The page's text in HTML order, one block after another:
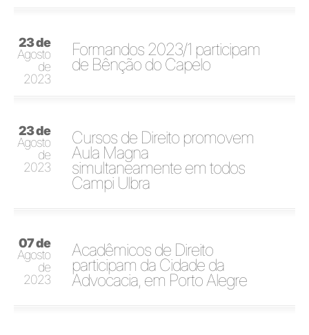
23 de
Agosto
de
2023
Formandos 2023/1 participam
de Bênção do Capelo
23 de
Agosto
de
2023
Cursos de Direito promovem
Aula Magna
simultaneamente em todos
Campi Ulbra
07 de
Agosto
de
2023
Acadêmicos de Direito
participam da Cidade da
Advocacia, em Porto Alegre